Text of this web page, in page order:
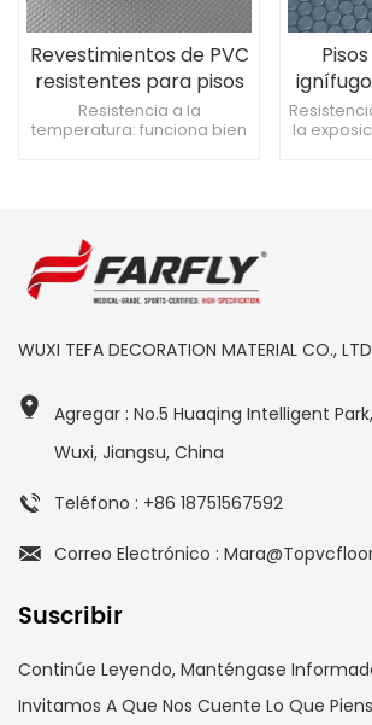
Revestimientos de PVC
resistentes para pisos
de aviones, fáciles de
limpiar, para áreas de
Resistencia a la
temperatura: funciona bien
personalizables: combina
con la marca de la
aerolínea y los diseños
interiores.
la
WUXI TEFA DECORATION MATERIAL CO.,
Agregar : No.5 Huaqing Intelligent
Wuxi, Jiangsu, China
Teléfono : +86 18751567592
Correo Electrónico :
Suscribir
Continúe Leyendo, Manténgase
Invitamos A Que Nos Cuente Lo Que